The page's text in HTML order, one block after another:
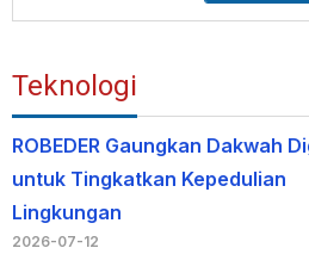
Teknologi
ROBEDER Gaungkan Dakwah
untuk Tingkatkan Kepedulian
Lingkungan
2026-07-12